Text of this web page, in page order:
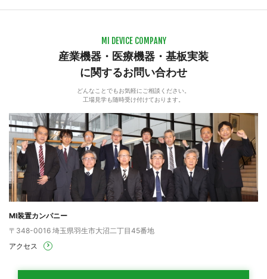
MI DEVICE COMPANY
産業機器・医療機器・基板実装
に関するお問い合わせ
どんなことでもお気軽にご相談ください。
工場見学も随時受け付けております。
MI装置カンパニー
〒348-0016 埼玉県羽生市大沼二丁目45番地
アクセス